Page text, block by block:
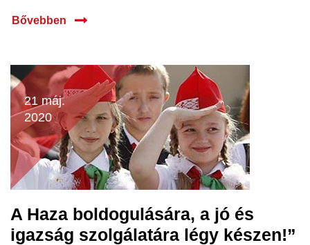
Bővebben
21 máj.
2020
A Haza boldogulására, a jó és
igazság szolgálatára légy készen!”